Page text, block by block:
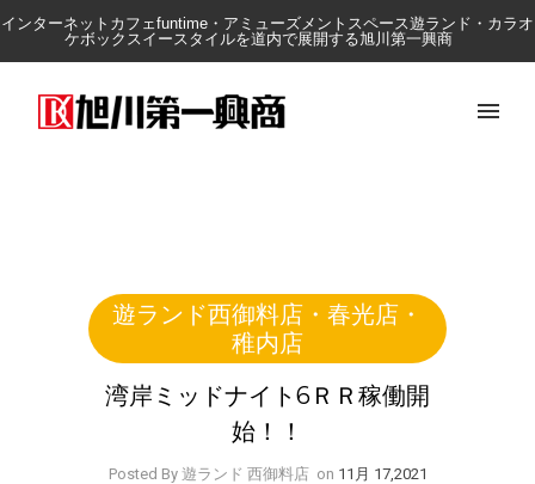
インターネットカフェfuntime・アミューズメントスペース遊ランド・カラオ
ケボックスイースタイルを道内で展開する旭川第一興商
遊ランド西御料店・春光店・
稚内店
湾岸ミッドナイト6ＲＲ稼働開
始！！
Posted By 遊ランド 西御料店 on 11月 17,2021